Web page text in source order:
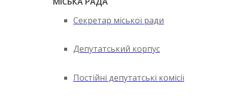
Секретар міської ради
Депутатський корпус
Постійні депутатські комісії